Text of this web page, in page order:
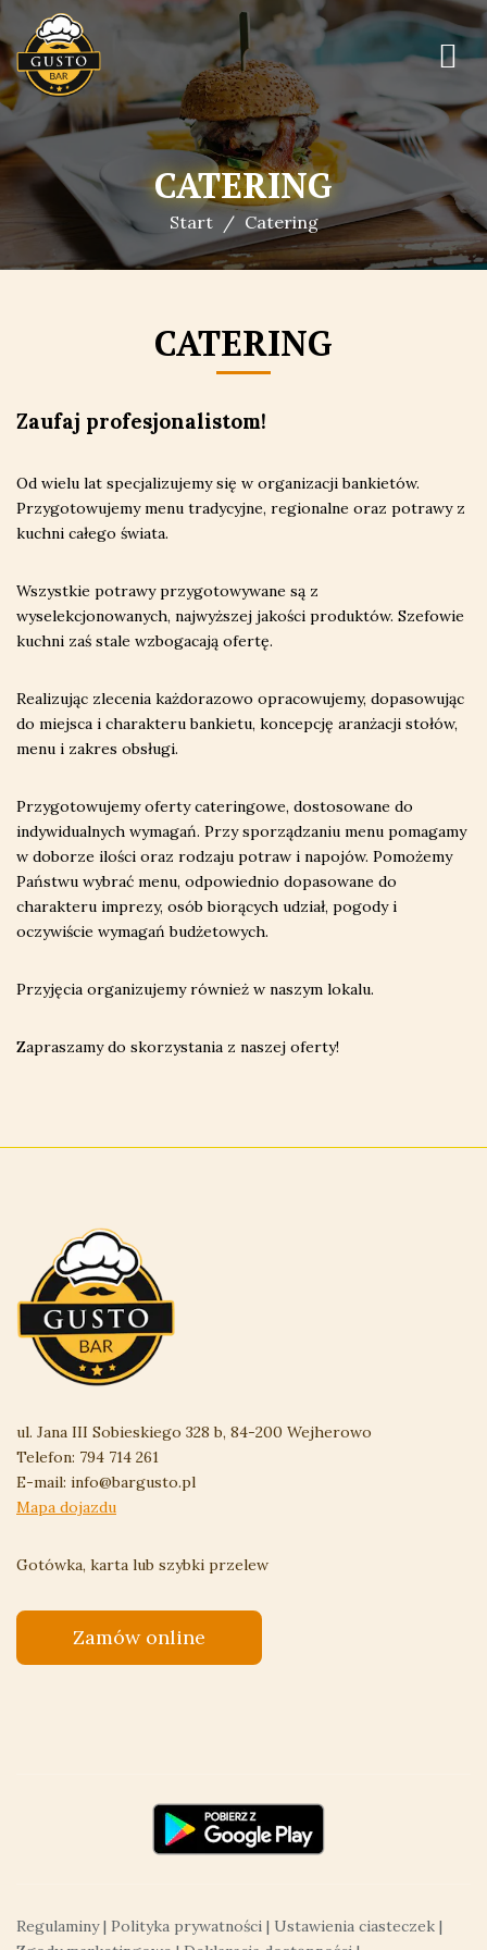
CATERING
Start Catering
CATERING
Zaufaj profesjonalistom!
Od wielu lat specjalizujemy się w organizacji bankietów.
Przygotowujemy menu tradycyjne, regionalne oraz potrawy z
kuchni całego świata.
Wszystkie potrawy przygotowywane są z
wyselekcjonowanych, najwyższej jakości produktów. Szefowie
kuchni zaś stale wzbogacają ofertę.
Realizując zlecenia każdorazowo opracowujemy, dopasowując
do miejsca i charakteru bankietu, koncepcję aranżacji stołów,
menu i zakres obsługi.
Przygotowujemy oferty cateringowe, dostosowane do
indywidualnych wymagań. Przy sporządzaniu menu pomagamy
w doborze ilości oraz rodzaju potraw i napojów. Pomożemy
Państwu wybrać menu, odpowiednio dopasowane do
charakteru imprezy, osób biorących udział, pogody i
oczywiście wymagań budżetowych.
Przyjęcia organizujemy również w naszym lokalu.
Zapraszamy do skorzystania z naszej oferty!
ul. Jana III Sobieskiego 328 b, 84-200 Wejherowo
Telefon: 794 714 261
E-mail: info@bargusto.pl
Mapa dojazdu
Gotówka, karta lub szybki przelew
Zamów online
Regulaminy| Polityka prywatności | Ustawienia ciasteczek |